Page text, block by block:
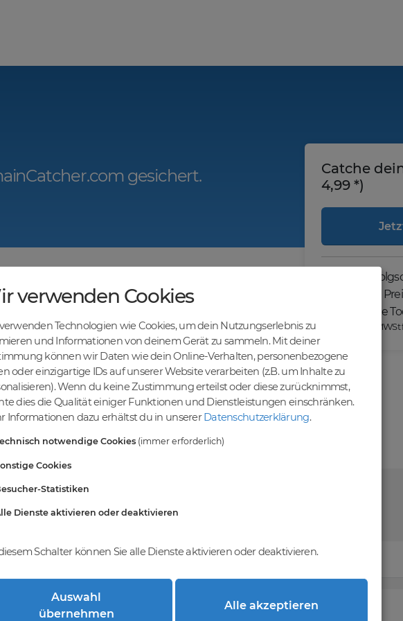
gesichert.
Preise
bereits ab € 4,99.
Tier-Level und
falls anwendbar
Kein Gebotsverfahren
Einfaches System - Deine
Orders werden nach dem First-
Come-First-Serve-Prinzip
Catche
4,99 *)
Hohe
Günstige
Praktische
*) Preise exkl.
bei DomainCatcher?
verwenden Cookies
Technologien wie Cookies, um dein Nutzungserlebnis zu
und Informationen von deinem Gerät zu sammeln. Mit deiner
können wir Daten wie dein Online-Verhalten, personenbezogene
oder einzigartige IDs auf unserer Website verarbeiten (z.B. um Inhalte zu
Wenn du keine Zustimmung erteilst oder diese zurücknimmst,
dies die Qualität einiger Funktionen und Dienstleistungen einschränken.
Informationen dazu erhältst du in unsererDatenschutzerklärung.
notwendige Cookies (immer erforderlich)
Cookies
Statistiken
Dienste aktivieren oder deaktivieren
Schalter können Sie alle Dienste aktivieren oder deaktivieren.
Auswahl
übernehmen
Alle akzeptieren